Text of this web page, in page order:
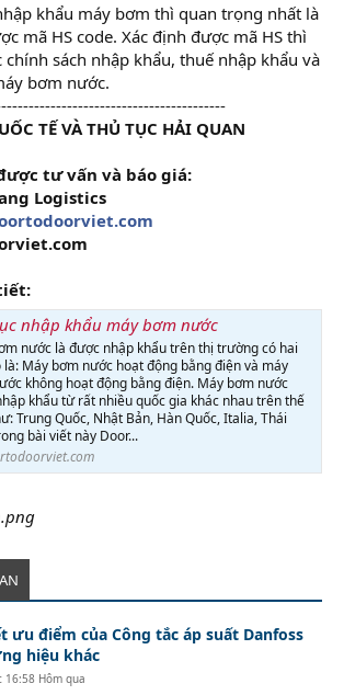
khẩu máy bơm thì quan trọng nhất là
mã HS code. Xác định được mã HS thì
chính sách nhập khẩu, thuế nhập khẩu và
bơm nước.
TẾ VÀ THỦ TỤC HẢI QUAN
tư vấn và báo giá:
Logistics
nhập khẩu máy bơm nước
nước là được nhập khẩu trên thị trường có hai
là: Máy bơm nước hoạt động bằng điện và máy
không hoạt động bằng điện. Máy bơm nước
khẩu từ rất nhiều quốc gia khác nhau trên thế
Trung Quốc, Nhật Bản, Hàn Quốc, Italia, Thái
bài viết này Door...
ưu điểm của Công tắc áp suất Danfoss
hiệu khác
16:58 Hôm qua